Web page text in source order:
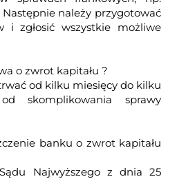
Następnie należy przygotować
i zgłosić wszystkie możliwe
o zwrot kapitału ?
od kilku miesięcy do kilku
skomplikowania sprawy
banku o zwrot kapitału
Najwyższego z dnia 25